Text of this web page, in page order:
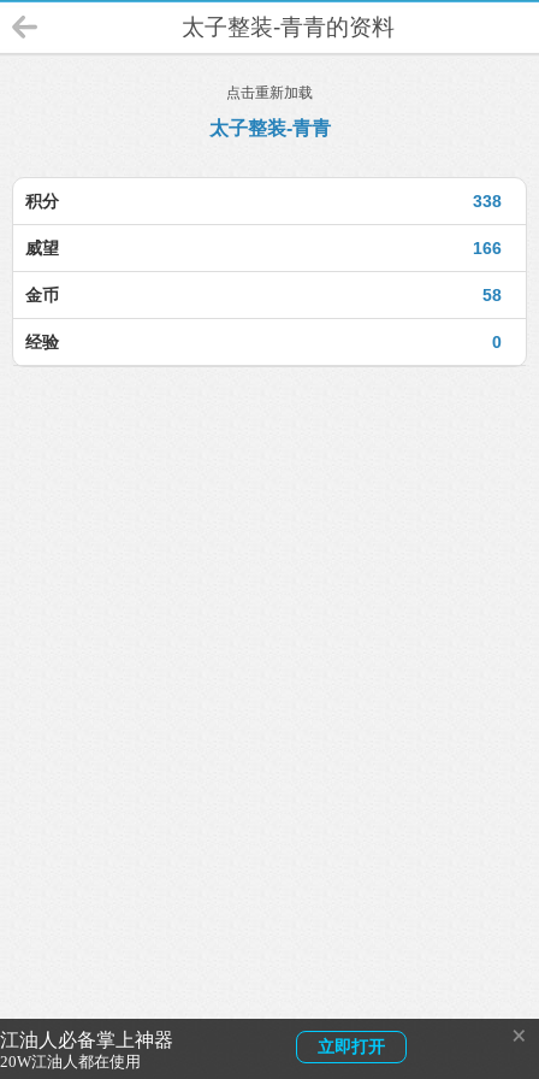
江油人必备掌上神器
20W江油人都在使用
立即打开 ×
太子整装-青青的资料
点击重新加载
太子整装-青青
338
积分
166
威望
58
金币
0
经验